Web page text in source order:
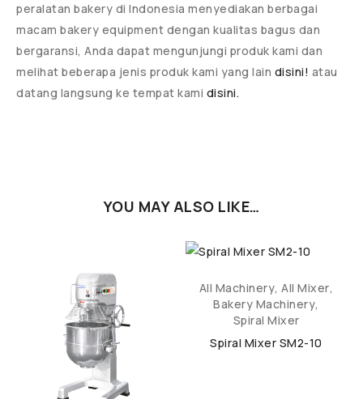
peralatan bakery di Indonesia menyediakan berbagai
macam bakery equipment dengan kualitas bagus dan
bergaransi, Anda dapat mengunjungi produk kami dan
melihat beberapa jenis produk kami yang lain disini! atau
datang langsung ke tempat kami disini.
YOU MAY ALSO LIKE…
All Machinery,All Mixer,
Bakery Machinery,
Spiral Mixer
Spiral Mixer SM2-10